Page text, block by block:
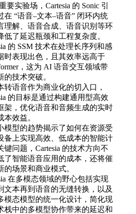
要实验场，Cartesia 的 Sonic 引
在 “语音–文本–语音” 闭环内统
理解、语音合成、语音识别等环
低了延迟瓶颈和工程复杂度。
的 SSM 技术在处理长序列和感
时表现出色，且其效率远高于
，这为 AI 语音交互领域带
的技术突破。
转语音作为商业化的切入口，
的目标是通过构建通用型高效
架，优化语音和音频生成的实时
本效益。
模型的趋势揭示了如何在资源受
备上实现高效、低成本的智能计
键问题，Cartesia 的技术方向不
了智能语音应用的成本，还将催
的场景和商业模式。
在多模态领域的野心包括实现
文本再到语音的无缝转换，以及
模态模型的统一化设计，简化现
栈中的多模型协作带来的延迟和